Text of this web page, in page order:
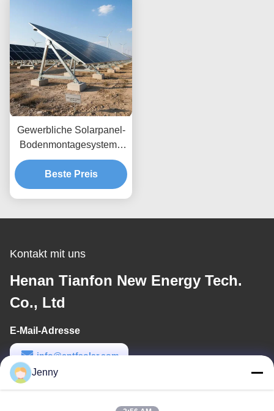
Bodenverankerung
Gewerbliche Solarpanel-
Bodenmontagesysteme
Windlast bis 80 m/s
Entwickelt für maximale
Windbeständigkeit und
Beste Preis
Kontakt mit uns
Henan Tianfon New Energy Tech.
Co., Ltd
E-Mail-Adresse
info@cntfsolar.com
Arbeitszeit
Jenny